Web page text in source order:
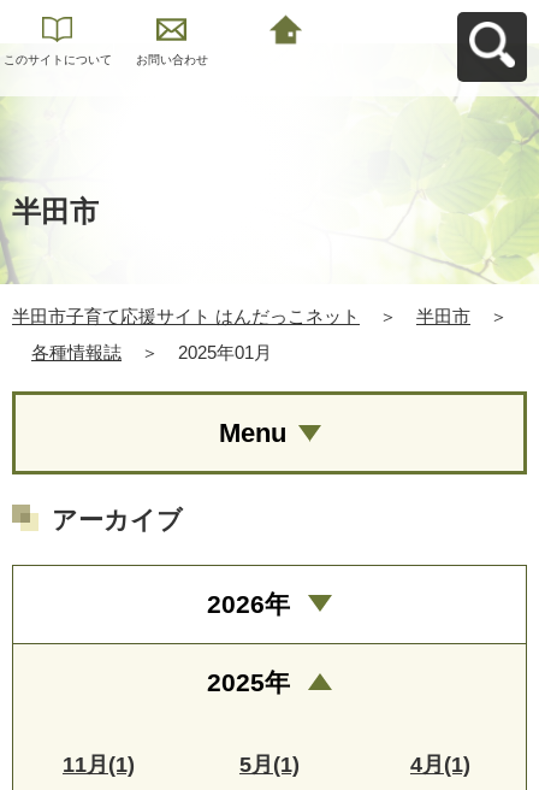
このサイトについて お問い合わせ
半田市
半田市子育て応援サイト はんだっこネット ＞ 半田市
＞
各種情報誌
＞ 2025年01月
Menu
アーカイブ
2026年
2025年
11月(1) 5月(1) 4月(1)